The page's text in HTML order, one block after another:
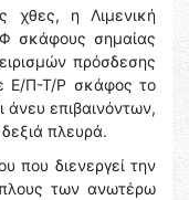
χθες, η Λιμενική
Φ σκάφους σημαίας
πρόσδεσης
Ε/Π-Τ/Ρ σκάφος το
άνευ επιβαινόντων,
πλευρά.
που διενεργεί την
των ανωτέρω